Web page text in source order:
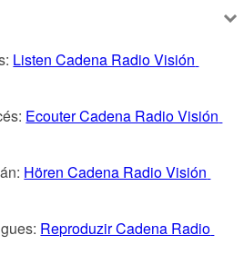
Listen Cadena Radio Visión
Ecouter Cadena Radio Visión
Hören Cadena Radio Visión
Reproduzir Cadena Radio